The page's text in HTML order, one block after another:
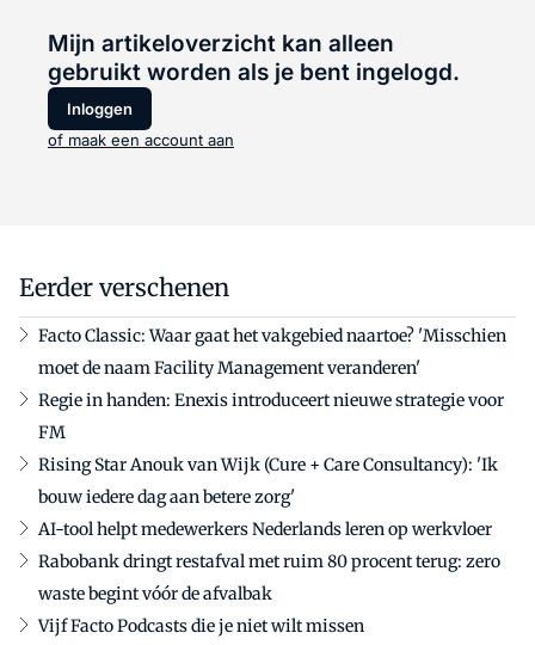
Mijn artikeloverzicht kan alleen
gebruikt worden als je bent ingelogd.
Inloggen
of maak een account aan
Eerder verschenen
Facto Classic: Waar gaat het vakgebied naartoe? 'Misschien
moet de naam Facility Management veranderen'
Regie in handen: Enexis introduceert nieuwe strategie voor
FM
Rising Star Anouk van Wijk (Cure + Care Consultancy): 'Ik
bouw iedere dag aan betere zorg'
AI-tool helpt medewerkers Nederlands leren op werkvloer
Rabobank dringt restafval met ruim 80 procent terug: zero
waste begint vóór de afvalbak
Vijf Facto Podcasts die je niet wilt missen